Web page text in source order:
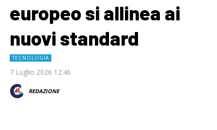
europeo si allinea ai
nuovi standard
TECNOLOGIA
7 Luglio 2026 12:46
REDAZIONE